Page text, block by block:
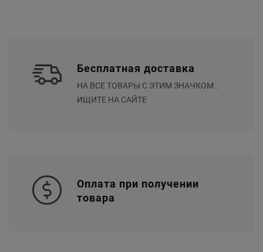
Бесплатная доставка
НА ВСЕ ТОВАРЫ С ЭТИМ ЗНАЧКОМ .
ИЩИТЕ НА САЙТЕ
Оплата при получении
товара